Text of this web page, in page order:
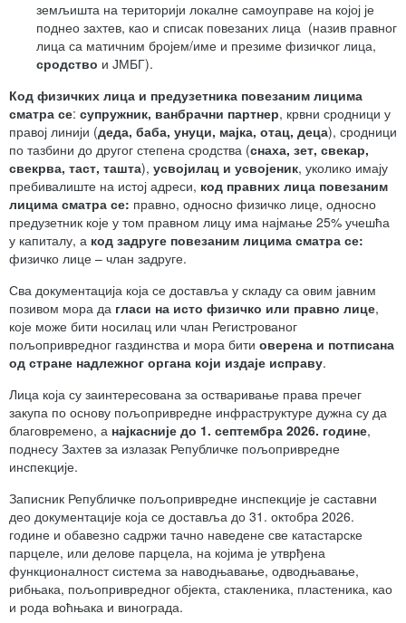
земљишта на територији локалне самоуправе на којој је
поднео захтев, као и списак повезаних лица (назив правног
лица са матичним бројем/име и презиме физичког лица,
сродство и ЈМБГ).
Код физичких лица и предузетника повезаним лицима
сматра се: супружник, ванбрачни партнер, крвни сродници у
правој линији (деда, баба, унуци, мајка, отац, деца), сродници
по тазбини до другог степена сродства (снаха, зет, свекар,
свекрва, таст, ташта), усвојилац и усвојеник, уколико имају
пребивалиште на истој адреси, код правних лица повезаним
лицима сматра се: правно, односно физичко лице, односно
предузетник које у том правном лицу има најмање 25% учешћа
у капиталу, а код задруге повезаним лицима сматра се:
физичко лице – члан задруге.
Сва документација која се доставља у складу са овим јавним
позивом мора да гласи на исто физичко или правно лице,
које може бити носилац или члан Регистрованог
пољопривредног газдинства и мора бити оверена и потписана
од стране надлежног органа који издаје исправу.
Лица која су заинтересована за остваривање права пречег
закупа по основу пољопривредне инфраструктуре дужна су да
благовремено, а најкасније до 1. септембра 2026. године,
поднесу Захтев за излазак Републичке пољопривредне
инспекције.
Записник Републичке пољопривредне инспекције је саставни
део документације која се доставља до 31. октобра 2026.
године и обавезно садржи тачно наведене све катастарске
парцеле, или делове парцела, на којима је утврђена
функционалност система за наводњавање, одводњавање,
рибњака, пољопривредног објекта, стакленика, пластеника, као
и рода воћњака и винограда.